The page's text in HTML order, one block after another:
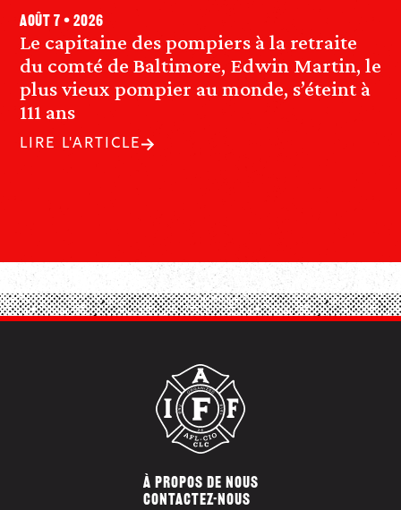
Le capitaine des pompiers à la retraite
du comté de Baltimore, Edwin Martin, le
plus vieux pompier au monde, s’éteint à
111 ans
août 7 • 2026
LIRE L'ARTICLE
À PROPOS DE NOUS
CONTACTEZ-NOUS